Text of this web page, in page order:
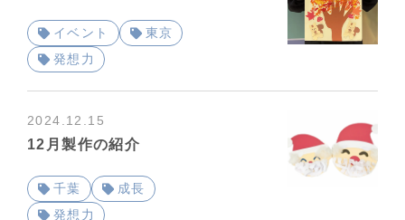
イベント
東京
発想力
2024.12.15
12月製作の紹介
千葉
成長
発想力